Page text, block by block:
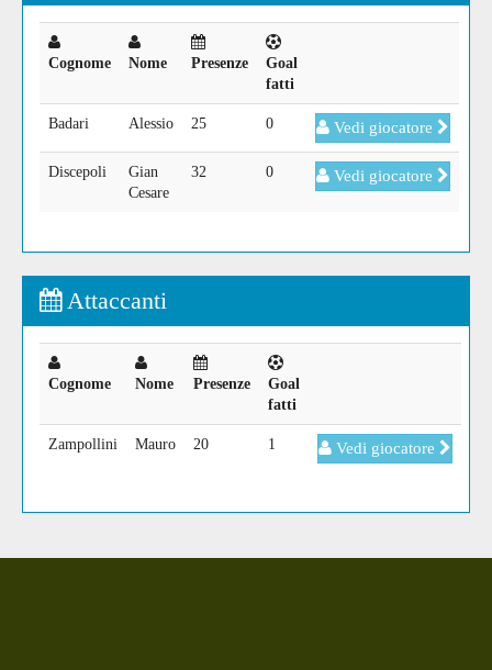
Cognome Nome Presenze
Goal
fatti
Badari Alessio 25 0 Vedi giocatore
Discepoli
Gian
Cesare
32 0 Vedi giocatore
Attaccanti
Cognome Nome Presenze
Goal
fatti
Zampollini Mauro 20 1 Vedi giocatore